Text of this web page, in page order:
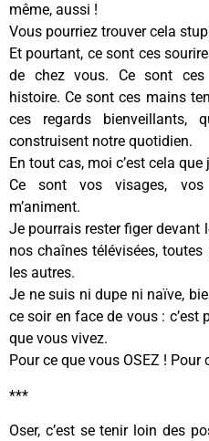
même, aussi !
Vous pourriez trouver cela
Et pourtant, ce sont ces
de chez vous. Ce sont
histoire. Ce sont ces mains
ces regards bienveillants,
construisent notre quotidien.
En tout cas, moi c’est cela
Ce sont vos visages,
m’animent.
Je pourrais rester figer
nos chaînes télévisées,
les autres.
Je ne suis ni dupe ni naïve,
ce soir en face de vous : c’est
que vous vivez.
Pour ce que vous OSEZ ! Pour
***
Oser, c’est se tenir loin des